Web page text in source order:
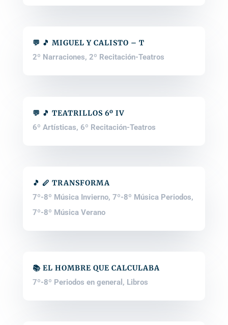
💬 🎵 MIGUEL Y CALISTO – T
2º Narraciones, 2º Recitación-Teatros
💬 🎵 TEATRILLOS 6º IV
6º Artísticas, 6º Recitación-Teatros
🎵 🪈 TRANSFORMA
7º-8º Música Invierno, 7º-8º Música Periodos,
7º-8º Música Verano
📚 EL HOMBRE QUE CALCULABA
7º-8º Periodos en general , Libros